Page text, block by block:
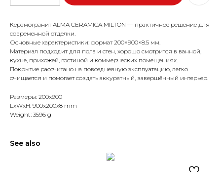
Керамогранит ALMA CERAMICA MILTON — практичное решение для
современной отделки.
Основные характеристики: формат 200×900×8.5 мм.
Материал подходит для пола и стен, хорошо смотрится в ванной,
кухне, прихожей, гостиной и коммерческих помещениях.
Покрытие рассчитано на повседневную эксплуатацию, легко
очищается и помогает создать аккуратный, завершённый интерьер.
Размеры: 200x900
LxWxH: 900x200x8 mm
Weight: 3596 g
See also